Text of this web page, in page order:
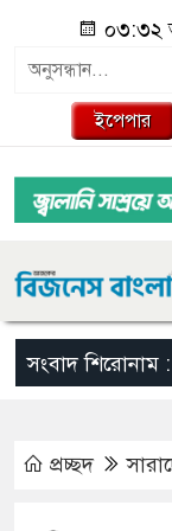
০৩:৩২
ইপেপার
সংবাদ শিরোনাম :
প্রচ্ছদ